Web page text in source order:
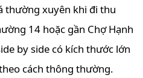
thường xuyên khi đi thu
14 hoặc gần Chợ Hạnh
by side có kích thước lớn
cách thông thường.